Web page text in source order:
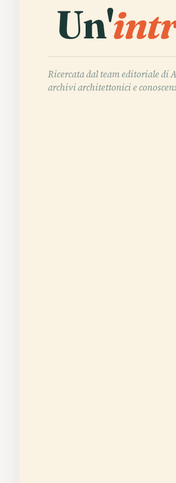
Un'
Ricercata dal team editoriale di
archivi architettonici e